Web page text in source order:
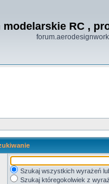
modelarskie RC ,
Szukaj wszystkich wyrażeń
Szukaj któregokolwiek z